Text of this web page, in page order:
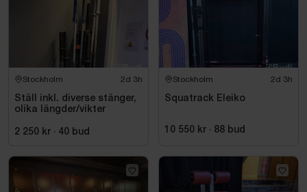
Stockholm 2d 3h
Ställ inkl. diverse stänger,
olika längder/vikter
2 250 kr · 40 bud
Stockholm 2d 3h
Squatrack Eleiko
10 550 kr · 88 bud